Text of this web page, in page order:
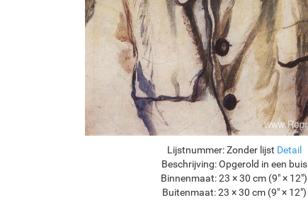
Lijstnummer: Zonder lijst Detail
Beschrijving: Opgerold in een buis
Binnenmaat: 23 × 30 cm (9" × 12")
Buitenmaat: 23 × 30 cm (9" × 12")